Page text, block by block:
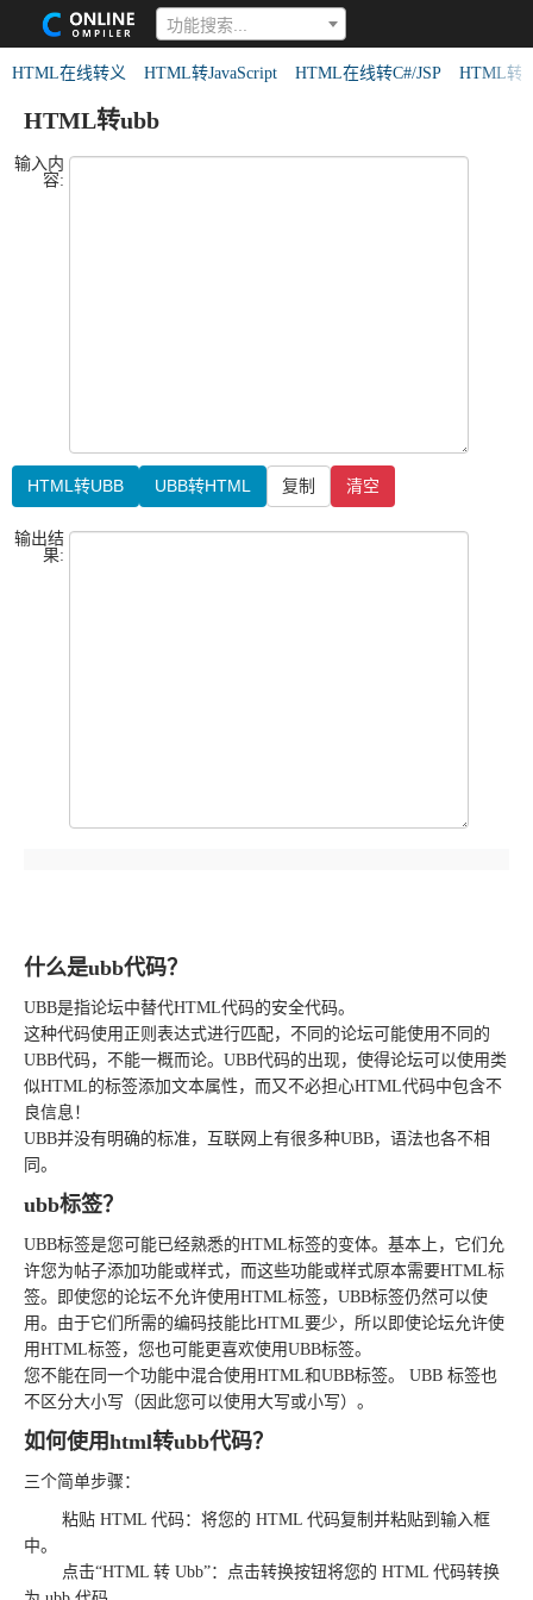
功能搜索...
HTML在线转义 HTML转JavaScript HTML在线转C#/JSP HTML转
HTML转ubb
输入内
容:
HTML转UBB UBB转HTML 复制 清空
输出结
果:
什么是ubb代码？
UBB是指论坛中替代HTML代码的安全代码。
这种代码使用正则表达式进行匹配，不同的论坛可能使用不同的
UBB代码，不能一概而论。UBB代码的出现，使得论坛可以使用类
似HTML的标签添加文本属性，而又不必担心HTML代码中包含不
良信息！
UBB并没有明确的标准，互联网上有很多种UBB，语法也各不相
同。
ubb标签？
UBB标签是您可能已经熟悉的HTML标签的变体。基本上，它们允
许您为帖子添加功能或样式，而这些功能或样式原本需要HTML标
签。即使您的论坛不允许使用HTML标签，UBB标签仍然可以使
用。由于它们所需的编码技能比HTML要少，所以即使论坛允许使
用HTML标签，您也可能更喜欢使用UBB标签。
您不能在同一个功能中混合使用HTML和UBB标签。 UBB 标签也
不区分大小写（因此您可以使用大写或小写）。
如何使用html转ubb代码？
三个简单步骤：
粘贴 HTML 代码：将您的 HTML 代码复制并粘贴到输入框
中。
点击“HTML 转 Ubb”：点击转换按钮将您的 HTML 代码转换